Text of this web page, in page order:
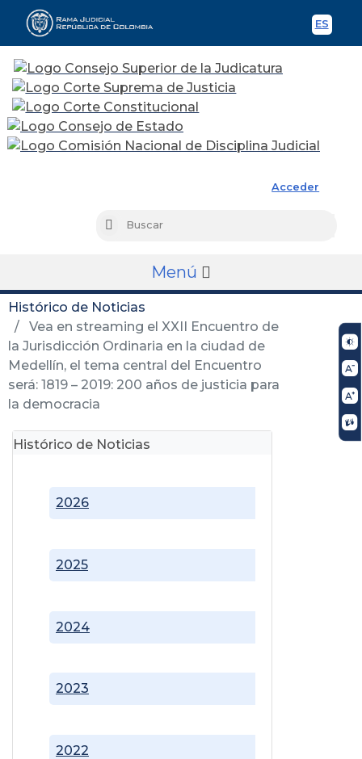
ES
Acceder
Buscar
Menú
Histórico de Noticias
Vea en streaming el XXII Encuentro de
la Jurisdicción Ordinaria en la ciudad de
Medellín, el tema central del Encuentro
será: 1819 – 2019: 200 años de justicia para
la democracia
Histórico de Noticias
2022
2023
2024
2025
2026